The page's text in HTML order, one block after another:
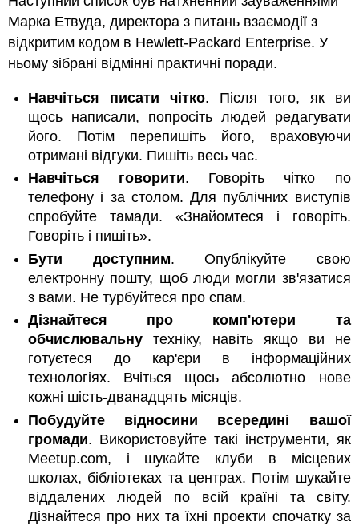
Марка Етвуда, директора з питань взаємодії з
відкритим кодом в Hewlett-Packard Enterprise. У
ньому зібрані відмінні практичні поради.
Навчіться писати чітко. Після того, як ви
щось написали, попросіть людей редагувати
його. Потім перепишіть його, враховуючи
отримані відгуки. Пишіть весь час.
Навчіться говорити. Говоріть чітко по
телефону і за столом. Для публічних виступів
спробуйте тамади. «Знайомтеся і говоріть.
Говоріть і пишіть».
Бути доступним. Опублікуйте свою
електронну пошту, щоб люди могли зв'язатися
з вами. Не турбуйтеся про спам.
Дізнайтеся про комп'ютери та
обчислювальну техніку, навіть якщо ви не
готуєтеся до кар'єри в інформаційних
технологіях. Вчіться щось абсолютно нове
кожні шість-дванадцять місяців.
Побудуйте відносини всередині вашої
громади. Використовуйте такі інструменти, як
Meetup.com, і шукайте клуби в місцевих
школах, бібліотеках та центрах. Потім шукайте
віддалених людей по всій країні та світу.
Дізнайтеся про них та їхні проекти спочатку за